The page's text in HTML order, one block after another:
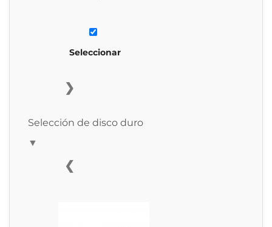
Seleccionar
❯
Selección de disco duro
▼
❮